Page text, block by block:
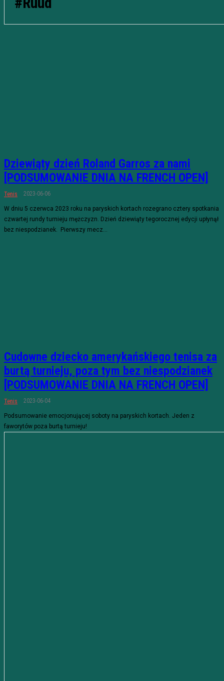
Dziewiąty dzień Roland Garros za nami
[PODSUMOWANIE DNIA NA FRENCH OPEN]
Tenis 2023-06-06
W dniu 5 czerwca 2023 roku na paryskich kortach rozegrano cztery spotkania
czwartej rundy turnieju mężczyzn. Dzień dziewiąty tegorocznej edycji upłynął
bez niespodzianek. Pierwszy mecz...
Cudowne dziecko amerykańskiego tenisa za
burtą turnieju, poza tym bez niespodzianek
[PODSUMOWANIE DNIA NA FRENCH OPEN]
Tenis 2023-06-04
Podsumowanie emocjonującej soboty na paryskich kortach. Jeden z
faworytów poza burtą turnieju!